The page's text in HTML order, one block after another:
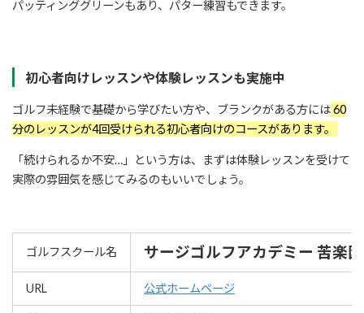
パッティンググリーンもあり、パター練習もできます。
初心者向けレッスンや体験レッスンも実施中
ゴルフ未経験で基礎から学びたい方や、ブランクがある方には60
分のレッスンが4回受けられる初心者向けのコースがあります。
「続けられるか不安…」という方は、まずは体験レッスンを受けて
実際の雰囲気を感じてみるのもいいでしょう。
ゴルフスクール名 サージゴルフアカデミー 苦楽
URL 公式ホームページ